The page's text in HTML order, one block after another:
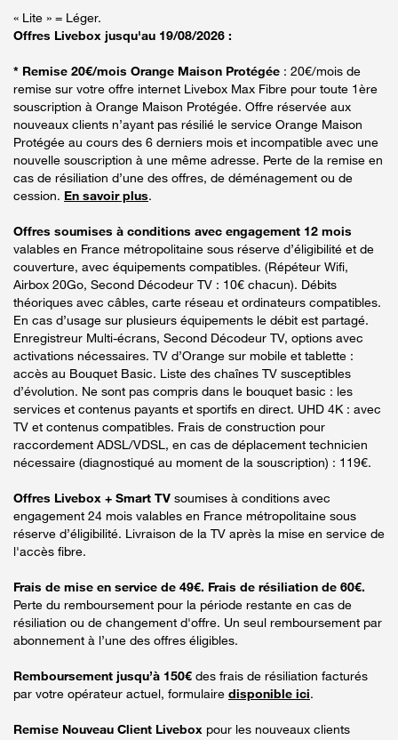
« Lite » = Léger.
Offres Livebox jusqu'au 19/08/2026 :
* Remise 20€/mois Orange Maison Protégée : 20€/mois de
remise sur votre offre internet Livebox Max Fibre pour toute 1ère
souscription à Orange Maison Protégée. Offre réservée aux
nouveaux clients n’ayant pas résilié le service Orange Maison
Protégée au cours des 6 derniers mois et incompatible avec une
nouvelle souscription à une même adresse. Perte de la remise en
cas de résiliation d’une des offres, de déménagement ou de
cession. En savoir plus.
Offres soumises à conditions avec engagement 12 mois
valables en France métropolitaine sous réserve d’éligibilité et de
couverture, avec équipements compatibles. (Répéteur Wifi,
Airbox 20Go, Second Décodeur TV : 10€ chacun). Débits
théoriques avec câbles, carte réseau et ordinateurs compatibles.
En cas d’usage sur plusieurs équipements le débit est partagé.
Enregistreur Multi-écrans, Second Décodeur TV, options avec
activations nécessaires. TV d’Orange sur mobile et tablette :
accès au Bouquet Basic. Liste des chaînes TV susceptibles
d’évolution. Ne sont pas compris dans le bouquet basic : les
services et contenus payants et sportifs en direct. UHD 4K : avec
TV et contenus compatibles. Frais de construction pour
raccordement ADSL/VDSL, en cas de déplacement technicien
nécessaire (diagnostiqué au moment de la souscription) : 119€.
Offres Livebox + Smart TV soumises à conditions avec
engagement 24 mois valables en France métropolitaine sous
réserve d’éligibilité. Livraison de la TV après la mise en service de
l'accès fibre.
Frais de mise en service de 49€. Frais de résiliation de 60€.
Perte du remboursement pour la période restante en cas de
résiliation ou de changement d'offre. Un seul remboursement par
abonnement à l’une des offres éligibles.
Remboursement jusqu’à 150€ des frais de résiliation facturés
par votre opérateur actuel, formulaire disponible ici.
Remise Nouveau Client Livebox pour les nouveaux clients